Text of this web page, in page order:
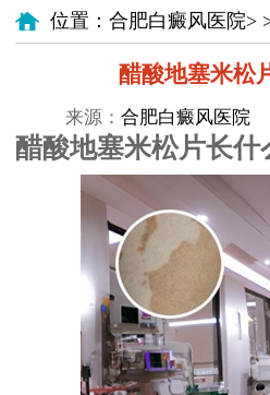
位置：合肥白癜风医院>
醋酸地塞米松
来源： 合肥白癜风医院
醋酸地塞米松片长什